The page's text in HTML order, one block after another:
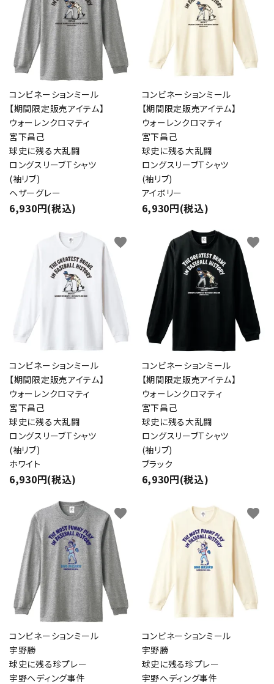
コンビネーションミール
【期間限定販売アイテム】
ウォーレンクロマティ
宮下昌己
球史に残る大乱闘
ロングスリーブTシャツ
(袖リブ)
ヘザーグレー
6,930円(税込)
コンビネーションミール
【期間限定販売アイテム】
ウォーレンクロマティ
宮下昌己
球史に残る大乱闘
ロングスリーブTシャツ
(袖リブ)
アイボリー
6,930円(税込)
コンビネーションミール
【期間限定販売アイテム】
ウォーレンクロマティ
宮下昌己
球史に残る大乱闘
ロングスリーブTシャツ
(袖リブ)
ホワイト
6,930円(税込)
favorite
コンビネーションミール
【期間限定販売アイテム】
ウォーレンクロマティ
宮下昌己
球史に残る大乱闘
ロングスリーブTシャツ
(袖リブ)
ブラック
6,930円(税込)
favorite
コンビネーションミール
宇野勝
球史に残る珍プレー
宇野ヘディング事件
favorite
コンビネーションミール
宇野勝
球史に残る珍プレー
宇野ヘディング事件
favorite
キーワード
カテゴリー
close